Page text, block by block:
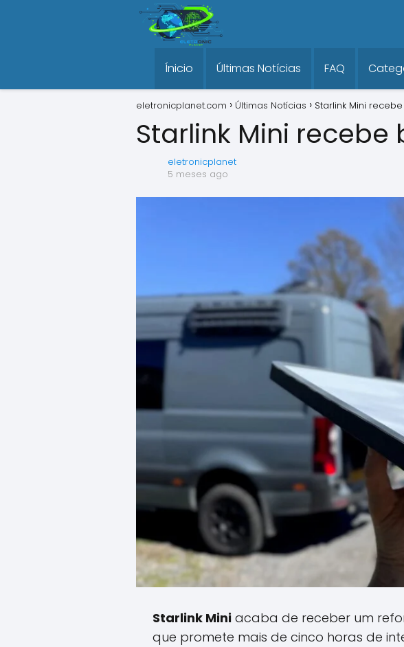
Ínicio Últimas Notícias FAQ
eletronicplanet.com Últimas Notícias Starlink Mini
Starlink Mini recebe
eletronicplanet
5 meses ago
Starlink Mini acaba de receber um
que promete mais de cinco horas de